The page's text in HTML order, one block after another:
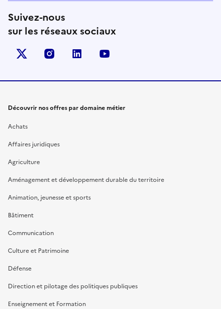
Suivez-nous
sur les réseaux sociaux
X (anciennement Twitter)
instagramlinkedin
Découvrir nos offres par domaine métier
Achats
Affaires juridiques
Agriculture
Aménagement et développement durable du territoire
Animation, jeunesse et sports
Bâtiment
Communication
Culture et Patrimoine
Défense
Direction et pilotage des politiques publiques
Enseignement et Formation